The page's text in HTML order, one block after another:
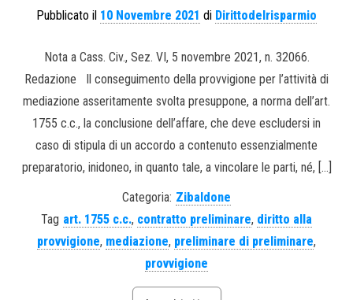
Pubblicato il 10 Novembre 2021 di Dirittodelrisparmio
Nota a Cass. Civ., Sez. VI, 5 novembre 2021, n. 32066.
Redazione Il conseguimento della provvigione per l’attività di
mediazione asseritamente svolta presuppone, a norma dell’art.
1755 c.c., la conclusione dell’affare, che deve escludersi in
caso di stipula di un accordo a contenuto essenzialmente
preparatorio, inidoneo, in quanto tale, a vincolare le parti, né, […]
Categoria: Zibaldone
Tag art. 1755 c.c., contratto preliminare, diritto alla
provvigione, mediazione, preliminare di preliminare,
provvigione